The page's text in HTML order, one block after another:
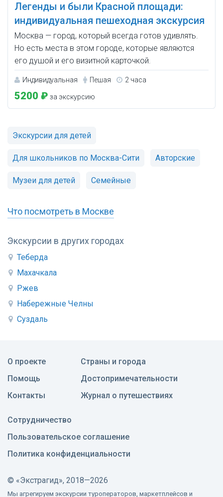
Экскурсии в других городах
Теберда
Махачкала
Ржев
Набережные Челны
Суздаль
Легенды и были Красной площади:
индивидуальная пешеходная экскурсия
Москва — город, который всегда готов удивлять.
Но есть места в этом городе, которые являются
его душой и его визитной карточкой.
Индивидуальная Пешая 2 часа
5200 ₽ за экскурсию
Экскурсии для детей
Для школьников по Москва-Сити Авторские
Музеи для детей Семейные
Что посмотреть в Москве
О проекте
Помощь
Контакты
Страны и города
Достопримечательности
Журнал о путешествиях
Сотрудничество
Пользовательское соглашение
Политика конфиденциальности
© «Экстрагид», 2018—2026
Мы агрегируем экскурсии туроператоров, маркетплейсов и